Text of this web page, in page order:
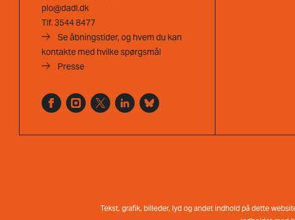
plo@dadl.dk
Tlf.3544 8477
Se åbningstider, og hvem du kan
kontakte med hvilke spørgsmål
Presse
Tekst, grafik, billeder, lyd og andet indhold på dette